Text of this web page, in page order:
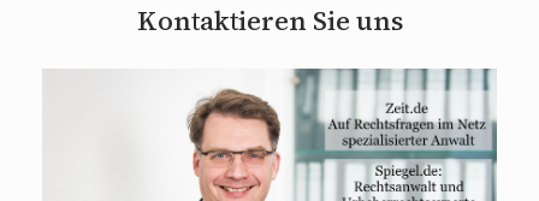
Kontaktieren Sie uns